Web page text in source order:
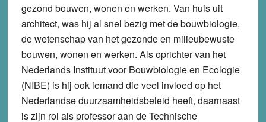
gezond bouwen, wonen en werken. Van huis uit
architect, was hij al snel bezig met de bouwbiologie,
de wetenschap van het gezonde en milieubewuste
bouwen, wonen en werken. Als oprichter van het
Nederlands Instituut voor Bouwbiologie en Ecologie
(NIBE) is hij ook iemand die veel invloed op het
Nederlandse duurzaamheidsbeleid heeft, daarnaast
is zijn rol als professor aan de Technische